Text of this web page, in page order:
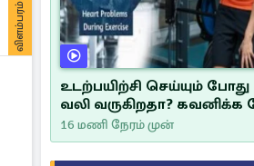
விளம்பரம்
உடற்பயிற்சி செய்யும் போது
வலி வருகிறதா?
எச்சரிக்கை அறிகுறிகள்
16 மணி நேரம் முன்